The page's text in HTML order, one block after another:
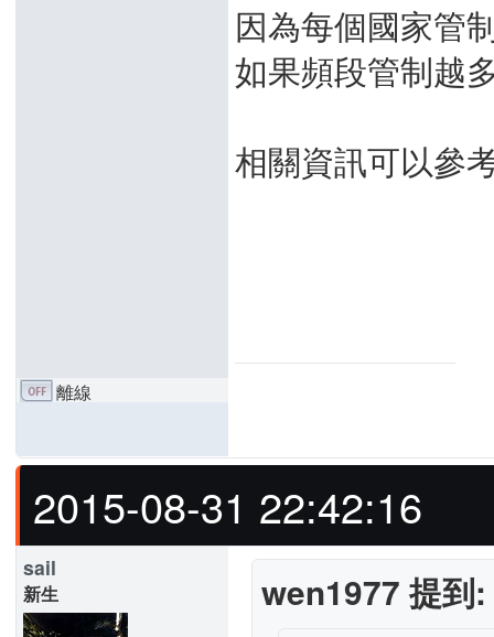
因為每個國家管
如果頻段管制越
相關資訊可以參
離線
2015-08-31 22:42:16
sail
新生
wen1977 提到: